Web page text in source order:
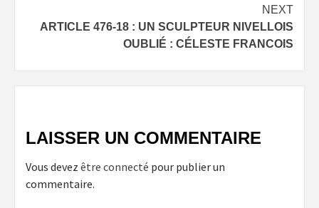
NEXT
ARTICLE 476-18 : UN SCULPTEUR NIVELLOIS
OUBLIÉ : CÉLESTE FRANCOIS
LAISSER UN COMMENTAIRE
Vous devez être connecté pour publier un
commentaire.